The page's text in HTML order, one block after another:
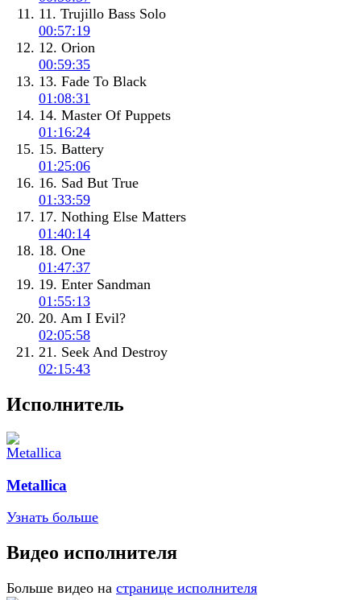
11. Trujillo Bass Solo
00:57:19
12. Orion
00:59:35
13. Fade To Black
01:08:31
14. Master Of Puppets
01:16:24
15. Battery
01:25:06
16. Sad But True
01:33:59
17. Nothing Else Matters
01:40:14
18. One
01:47:37
19. Enter Sandman
01:55:13
20. Am I Evil?
02:05:58
21. Seek And Destroy
02:15:43
Исполнитель
Metallica
Узнать больше
Видео исполнителя
Больше видео на странице исполнителя